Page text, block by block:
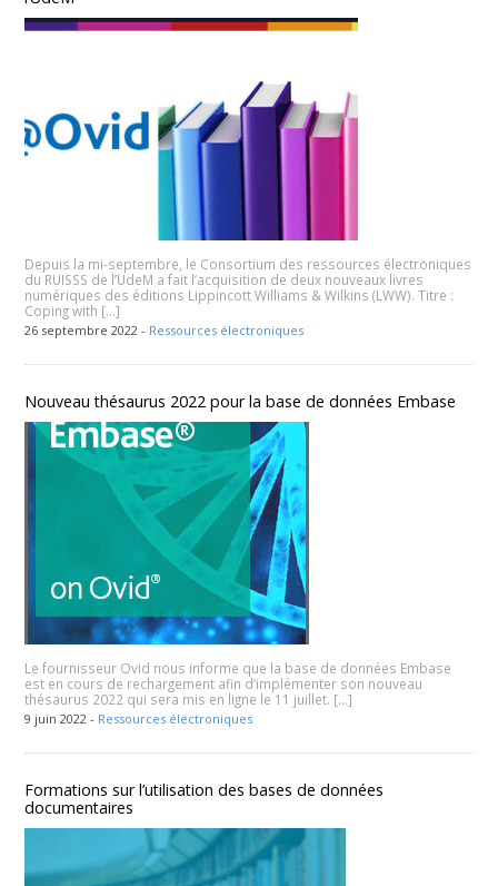
Depuis la mi-septembre, le Consortium des ressources électroniques
du RUISSS de l’UdeM a fait l’acquisition de deux nouveaux livres
numériques des éditions Lippincott Williams & Wilkins (LWW). Titre :
Coping with […]
26 septembre 2022 - Ressources électroniques
Nouveau thésaurus 2022 pour la base de données Embase
Le fournisseur Ovid nous informe que la base de données Embase
est en cours de rechargement afin d’implémenter son nouveau
thésaurus 2022 qui sera mis en ligne le 11 juillet. […]
9 juin 2022 - Ressources électroniques
Formations sur l’utilisation des bases de données
documentaires